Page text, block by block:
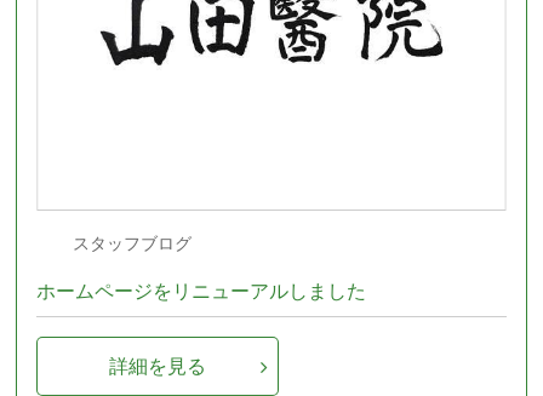
スタッフブログ
ホームページをリニューアルしました
詳細を見る